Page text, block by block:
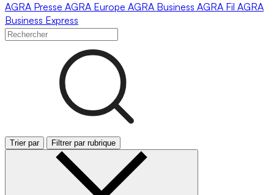
AGRA Presse AGRA Europe AGRA Business AGRA Fil AGRA
Business Express
Trier par Filtrer par rubrique